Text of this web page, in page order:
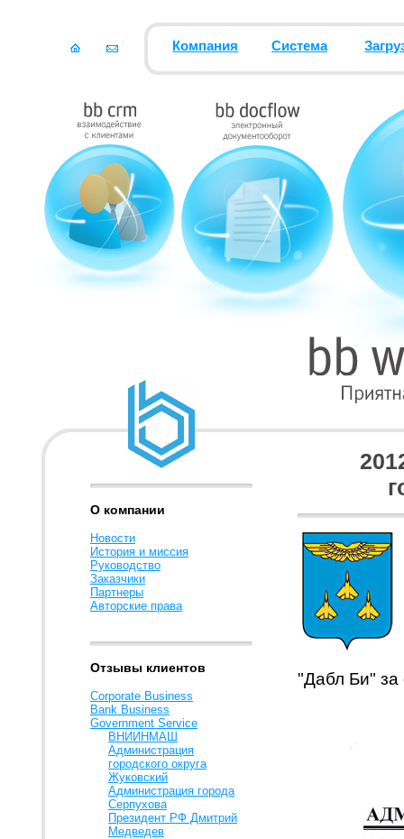
Компания Система
О компании
Новости
История и миссия
Руководство
Заказчики
Партнеры
Авторские права
Отзывы клиентов
Corporate Business
Bank Business
Government Service
ВНИИНМАШ
Администрация
городского округа
Жуковский
Администрация города
Серпухова
Президент РФ Дмитрий
Медведев
"Дабл Би"